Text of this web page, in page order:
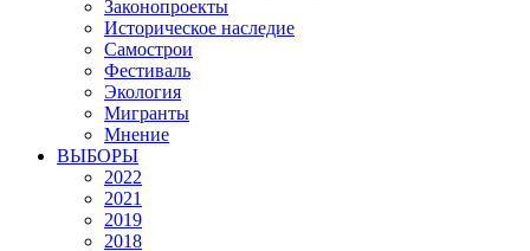
Законопроекты
Историческое наследие
Самострои
Фестиваль
Экология
Мигранты
Мнение
ВЫБОРЫ
2022
2021
2019
2018